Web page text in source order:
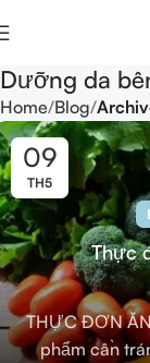
Dưỡng da
Home Blog
09
TH5
Thực
THỰC ĐƠN
phẩm cần